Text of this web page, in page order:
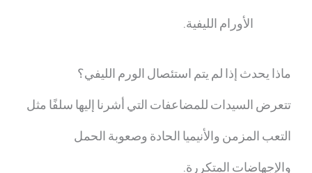
الأورام الليفية.
ماذا يحدث إذا لم يتم استئصال الورم الليفي؟
تتعرض السيدات للمضاعفات التي أشرنا إليها سلفًا مثل
التعب المزمن والأنيميا الحادة وصعوبة الحمل
والإجهاضات المتكررة.